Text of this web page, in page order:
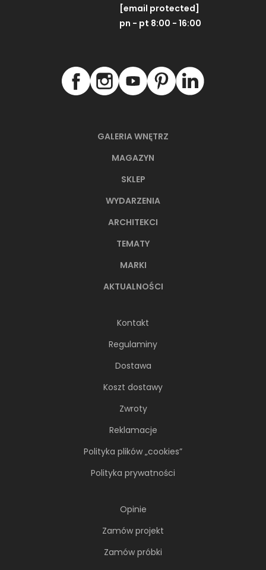
GALERIA WNĘTRZ
MAGAZYN
SKLEP
WYDARZENIA
ARCHITEKCI
TEMATY
MARKI
AKTUALNOŚCI
Kontakt
Regulaminy
Dostawa
Koszt dostawy
Zwroty
Reklamacje
Polityka plików „cookies”
Polityka prywatności
Opinie
Zamów projekt
Zamów próbki
[email protected]
pn - pt 8:00 - 16:00